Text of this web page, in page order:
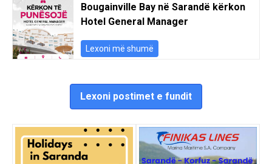
Bougainville Bay në Sarandë kërkon
Hotel General Manager
Lexoni më shumë
Lexoni postimet e fundit